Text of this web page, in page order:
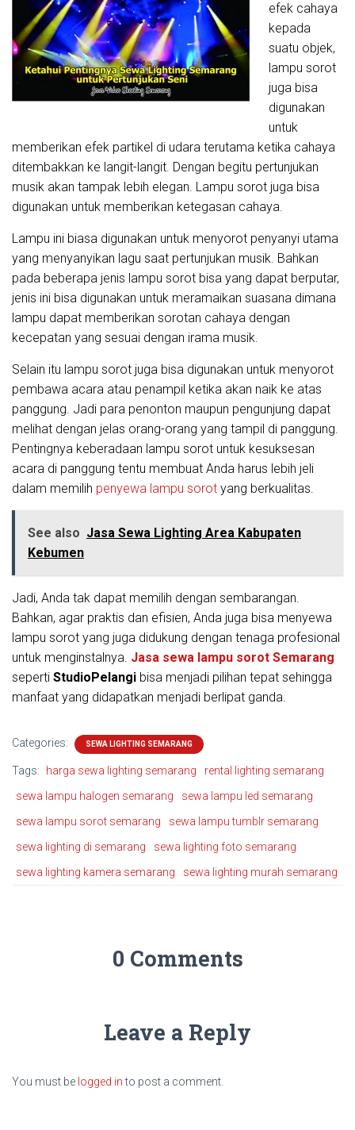
efek cahaya
kepada
suatu objek,
lampu sorot
juga bisa
digunakan
untuk
memberikan efek partikel di udara terutama ketika cahaya
ditembakkan ke langit-langit. Dengan begitu pertunjukan
musik akan tampak lebih elegan. Lampu sorot juga bisa
digunakan untuk memberikan ketegasan cahaya.
Lampu ini biasa digunakan untuk menyorot penyanyi utama
yang menyanyikan lagu saat pertunjukan musik. Bahkan
pada beberapa jenis lampu sorot bisa yang dapat berputar,
jenis ini bisa digunakan untuk meramaikan suasana dimana
lampu dapat memberikan sorotan cahaya dengan
kecepatan yang sesuai dengan irama musik.
Selain itu lampu sorot juga bisa digunakan untuk menyorot
pembawa acara atau penampil ketika akan naik ke atas
panggung. Jadi para penonton maupun pengunjung dapat
melihat dengan jelas orang-orang yang tampil di panggung.
Pentingnya keberadaan lampu sorot untuk kesuksesan
acara di panggung tentu membuat Anda harus lebih jeli
dalam memilih penyewa lampu sorot yang berkualitas.
See also Jasa Sewa Lighting Area Kabupaten
Kebumen
Jadi, Anda tak dapat memilih dengan sembarangan.
Bahkan, agar praktis dan efisien, Anda juga bisa menyewa
lampu sorot yang juga didukung dengan tenaga profesional
untuk menginstalnya. Jasa sewa lampu sorot Semarang
seperti StudioPelangi bisa menjadi pilihan tepat sehingga
manfaat yang didapatkan menjadi berlipat ganda.
Categories: SEWA LIGHTING SEMARANG
Tags: harga sewa lighting semarang
rental lighting semarang
sewa lampu halogen semarang
sewa lampu led semarang
sewa lampu sorot semarang
sewa lampu tumblr semarang
sewa lighting di semarang
sewa lighting foto semarang
sewa lighting kamera semarang
sewa lighting murah semarang
0 Comments
Leave a Reply
You must be logged into post a comment.